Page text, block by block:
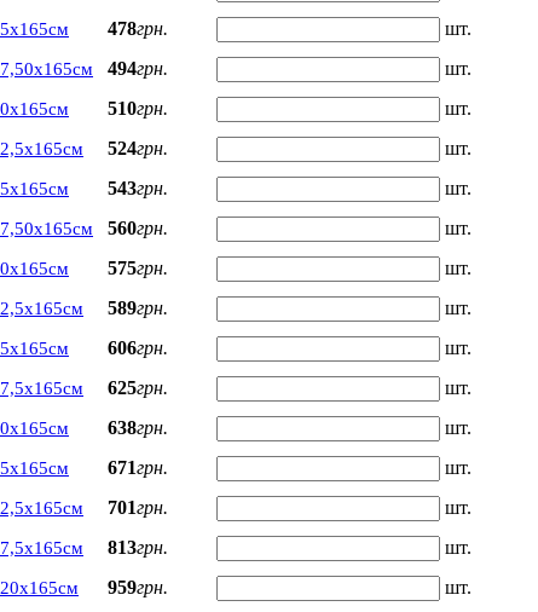
478грн. шт.
494грн. шт.
510грн. шт.
524грн. шт.
543грн. шт.
560грн. шт.
575грн. шт.
589грн. шт.
606грн. шт.
625грн. шт.
638грн. шт.
671грн. шт.
701грн. шт.
813грн. шт.
959грн. шт.